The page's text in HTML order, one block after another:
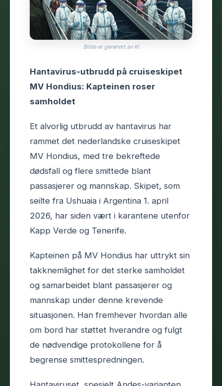
Bilde er generert av KI
Hantavirus-utbrudd på cruiseskipet
MV Hondius: Kapteinen roser
samholdet
Et alvorlig utbrudd av hantavirus har
rammet det nederlandske cruiseskipet
MV Hondius, med tre bekreftede
dødsfall og flere smittede blant
passasjerer og mannskap. Skipet, som
seilte fra Ushuaia i Argentina 1. april
2026, har siden vært i karantene utenfor
Kapp Verde og Tenerife.
Kapteinen på MV Hondius har uttrykt sin
takknemlighet for det sterke samholdet
og samarbeidet blant passasjerer og
mannskap under denne krevende
situasjonen. Han fremhever hvordan alle
om bord har støttet hverandre og fulgt
de nødvendige protokollene for å
begrense smittespredningen.